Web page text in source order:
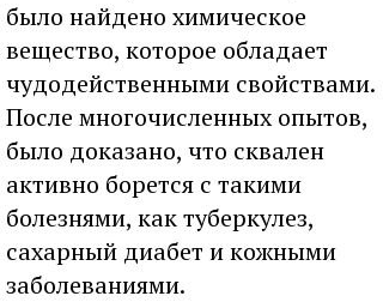
было найдено химическое
вещество, которое обладает
чудодейственными свойствами.
После многочисленных опытов,
было доказано, что сквален
активно борется с такими
болезнями, как туберкулез,
сахарный диабет и кожными
заболеваниями.